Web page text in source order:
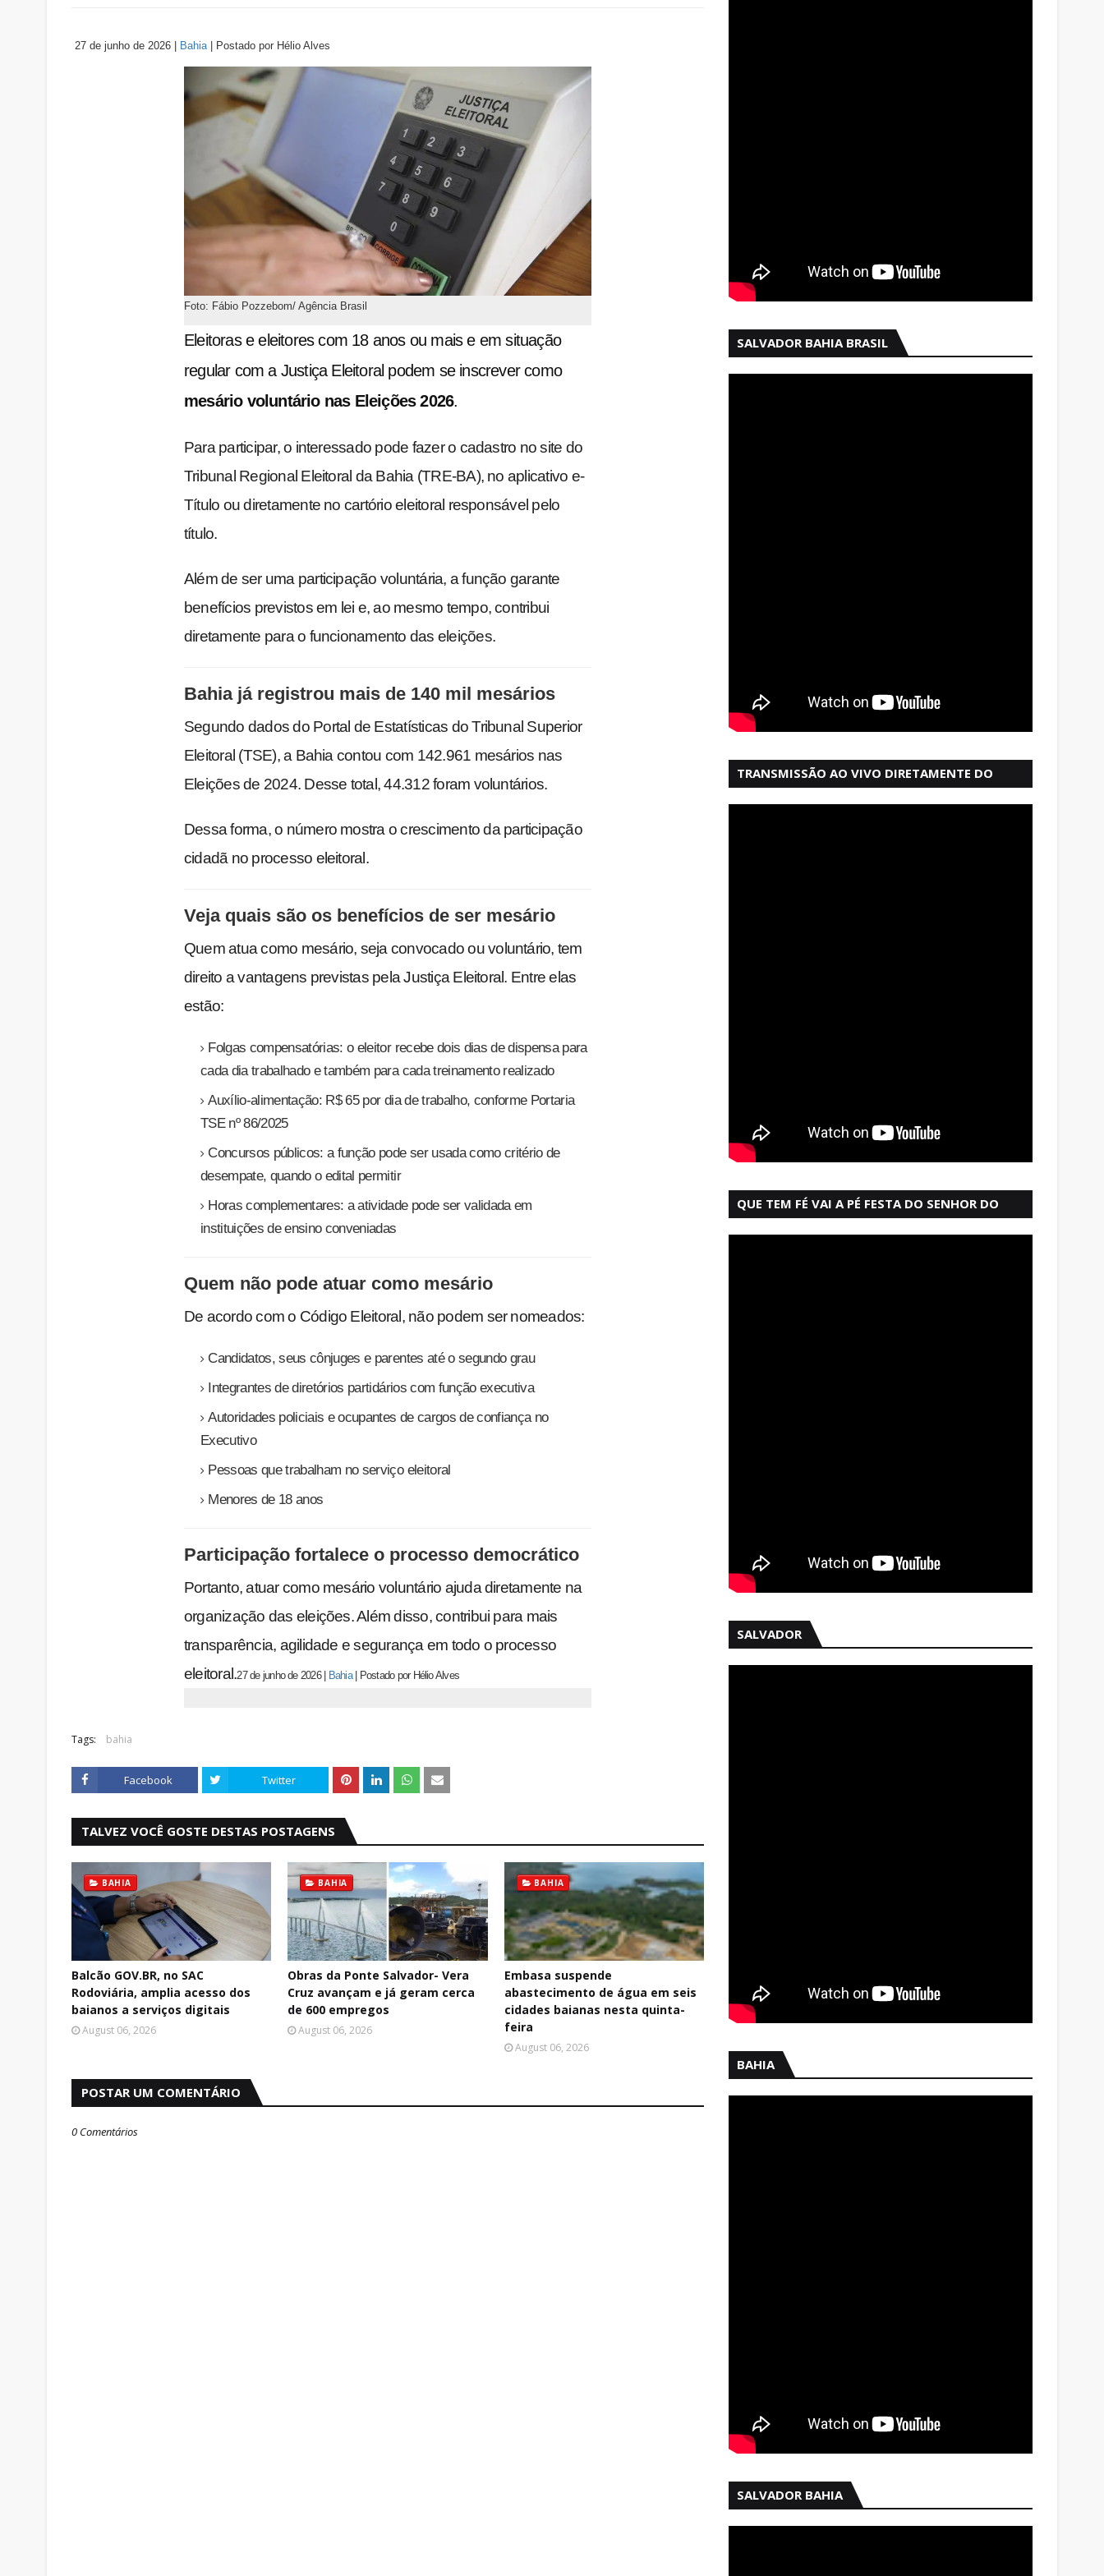
27 de junho de 2026 Bahia Postado por Hélio Alves
Foto: Fábio Pozzebom/ Agência Brasil
Eleitoras e eleitores com 18 anos ou mais e em situação
regular com a Justiça Eleitoral podem se inscrever como
mesário voluntário nas Eleições 2026.
Para participar, o interessado pode fazer o cadastro no site do
Tribunal Regional Eleitoral da Bahia (TRE-BA), no aplicativo e-
Título ou diretamente no cartório eleitoral responsável pelo
título.
Além de ser uma participação voluntária, a função garante
benefícios previstos em lei e, ao mesmo tempo, contribui
diretamente para o funcionamento das eleições.
Bahia já registrou mais de 140 mil mesários
Segundo dados do Portal de Estatísticas do Tribunal Superior
Eleitoral (TSE), a Bahia contou com 142.961 mesários nas
Eleições de 2024. Desse total, 44.312 foram voluntários.
Dessa forma, o número mostra o crescimento da participação
cidadã no processo eleitoral.
Veja quais são os benefícios de ser mesário
Quem atua como mesário, seja convocado ou voluntário, tem
direito a vantagens previstas pela Justiça Eleitoral. Entre elas
estão:
Folgas compensatórias: o eleitor recebe dois dias de dispensa para
cada dia trabalhado e também para cada treinamento realizado
Auxílio-alimentação: R$ 65 por dia de trabalho, conforme Portaria
TSE nº 86/2025
Concursos públicos: a função pode ser usada como critério de
desempate, quando o edital permitir
Horas complementares: a atividade pode ser validada em
instituições de ensino conveniadas
Quem não pode atuar como mesário
De acordo com o Código Eleitoral, não podem ser nomeados:
Candidatos, seus cônjuges e parentes até o segundo grau
Integrantes de diretórios partidários com função executiva
Autoridades policiais e ocupantes de cargos de confiança no
Executivo
Pessoas que trabalham no serviço eleitoral
Menores de 18 anos
Participação fortalece o processo democrático
Portanto, atuar como mesário voluntário ajuda diretamente na
organização das eleições. Além disso, contribui para mais
transparência, agilidade e segurança em todo o processo
eleitoral.27 de junho de 2026| Bahia| Postado por HélioAlves
Tags: bahia
Facebook Twitter
TALVEZ VOCÊ GOSTE DESTAS POSTAGENS
BAHIA
Balcão GOV.BR, no SAC
Rodoviária, amplia acesso dos
baianos a serviços digitais
August 06, 2026
BAHIA
Obras da Ponte Salvador- Vera
Cruz avançam e já geram cerca
de 600 empregos
August 06, 2026
BAHIA
Embasa suspende
abastecimento de água em seis
cidades baianas nesta quinta-
feira
August 06, 2026
POSTAR UM COMENTÁRIO
0 Comentários
SALVADOR BAHIA BRASIL
TRANSMISSÃO AO VIVO DIRETAMENTE DO
QUE TEM FÉ VAI A PÉ FESTA DO SENHOR DO
SALVADOR
BAHIA
SALVADOR BAHIA